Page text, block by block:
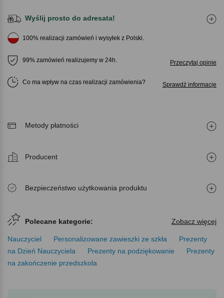
Wyślij prosto do adresata!
100% realizacji zamówień i wysyłek z Polski.
99% zamówień realizujemy w 24h. Przeczytaj opinie
Co ma wpływ na czas realizacji zamówienia Sprawdź informacje
Metody płatności
Producent
Bezpieczeństwo użytkowania produktu
Polecane kategorie: Zobacz więcej
Nauczyciel Personalizowane zawieszki ze szkła
Prezenty
na Dzień Nauczyciela
Prezenty na podziękowanie
Prezenty
na zakończenie przedszkola